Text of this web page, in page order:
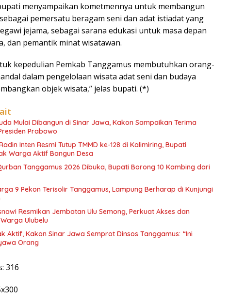
menyampaikan kometmennya untuk membangun
pemersatu beragam seni dan adat istiadat yang
jejama, sebagai sarana edukasi untuk masa depan
dan pemantik minat wisatawan.
kepedulian Pemkab Tanggamus membutuhkan orang-
dalam pengelolaan wisata adat seni dan budaya
objek wisata,” jelas bupati. (*)
Mulai Dibangun di Sinar Jawa, Kakon Sampaikan Terima
Prabowo
Inten Resmi Tutup TMMD ke-128 di Kalimiring, Bupati
Warga Aktif Bangun Desa
Tanggamus 2026 Dibuka, Bupati Borong 10 Kambing dari
Terisolir Tanggamus, Lampung Berharap di Kunjungi
Resmikan Jembatan Ulu Semong, Perkuat Akses dan
Ulubelu
Aktif, Kakon Sinar Jawa Semprot Dinsos Tanggamus: “Ini
Orang
316